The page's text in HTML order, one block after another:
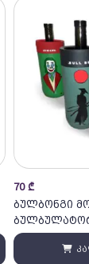
70 ₾
ბულბონგი